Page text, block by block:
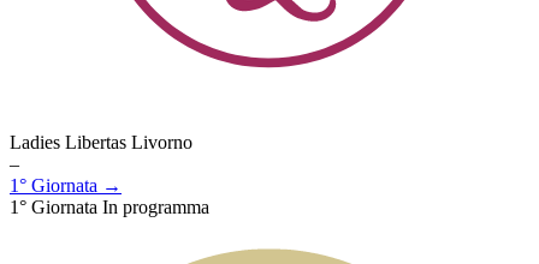
Ladies Libertas Livorno
–
1° Giornata →
1° Giornata In programma